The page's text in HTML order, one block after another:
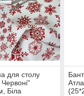
для столу
Біла